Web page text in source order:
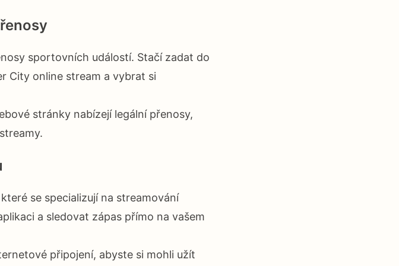
sportovních událostí. Stačí zadat do
City online stream a vybrat si
stránky nabízejí legální přenosy,
se specializují na streamování
a sledovat zápas přímo na vašem
připojení, abyste si mohli užít